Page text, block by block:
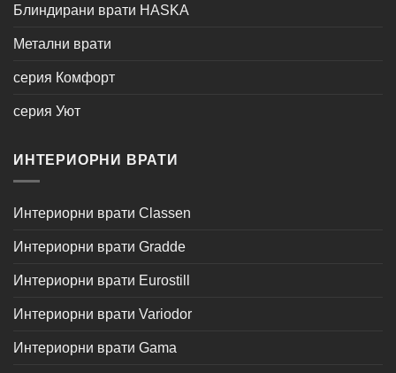
Блиндирани врати HASKA
Метални врати
серия Комфорт
серия Уют
ИНТЕРИОРНИ ВРАТИ
Интериорни врати Classen
Интериорни врати Gradde
Интериорни врати Eurostill
Интериорни врати Variodor
Интериорни врати Gama